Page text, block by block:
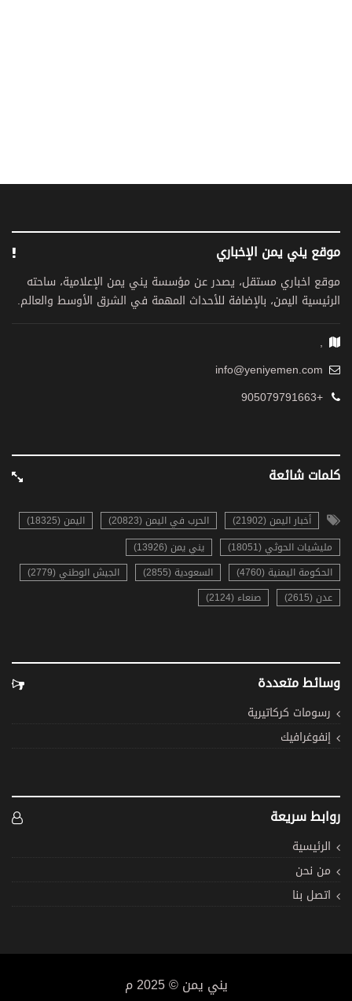
موقع يني يمن الإخباري
موقع اخباري مستقل، يصدر عن مؤسسة يني يمن الإعلامية، ساحته
الرئيسية اليمن، بالإضافة للأحداث المهمة في الشرق الأوسط والعالم.
,
info@yeniyemen.com
+905079791663
كلمات شائعة
أخبار اليمن (21902) الحرب في اليمن (20823)
اليمن (18325)
مليشيات الحوثي (18051)
يني يمن (13926)
الحكومة اليمنية (4760)
السعودية (2855)
الجيش الوطني (2779)
عدن (2615)
صنعاء (2124)
وسائط متعددة
رسومات كركاتيرية
إنفوغرافيك
روابط سريعة
الرئيسية
من نحن
اتصل بنا
يني يمن © 2025 م